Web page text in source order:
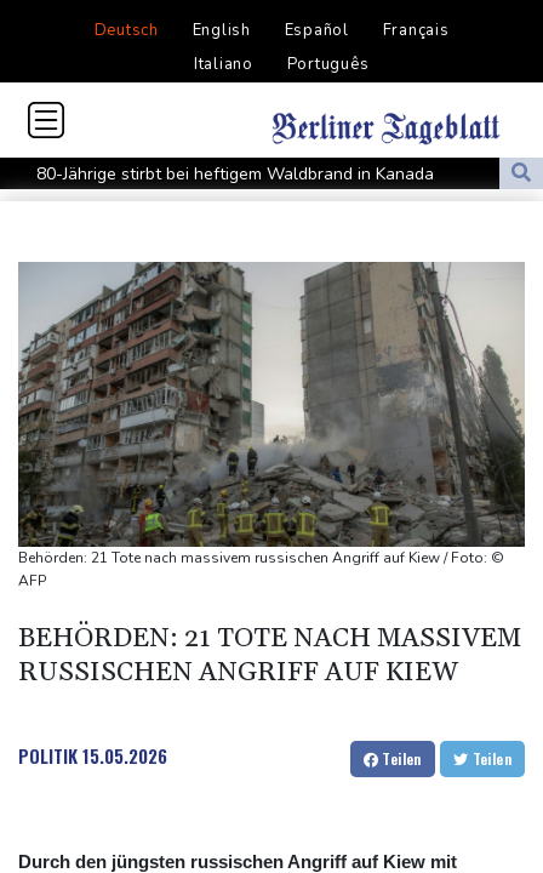
Deutsch English Español
Français
Italiano
Português
80-Jährige stirbt bei heftigem Waldbrand in Kanada
Westeuropa erlebt heißesten Juni und Juli seit Beginn der
Datenbank: 2025 starben weltweit 350 humanitäre Helfer - 186
davon im Gazastreifen
Trump verzichtet offenbar vorerst auf Angriffe auf Iran: "Halten
uns zurück"
Trauer um Jorge Messi: Fußballstar Lionel Messi nimmt Abschied
von seinem Vater
Nowitzki trauert um ersten NBA-Coach Nelson: "RIP, Legende"
Neuer Waldbrand in Südfrankreich: Mehr als 200
Feuerwehrleute im Einsatz
Umfrage: Mehrheit der Deutschen gegen Abschaffung der
"Rente mit 63"
Klingbeil plant höhere Besteuerung bestimmter Vereine
Bericht: Dobrindt verdoppelt Anti-Drohnen-Einheiten der
Behörden: 21 Tote nach massivem russischen Angriff auf Kiew / Foto: ©
AFP
BEHÖRDEN: 21 TOTE NACH MASSIVEM
RUSSISCHEN ANGRIFF AUF KIEW
POLITIK15.05.2026 Teilen Teilen
Durch den jüngsten russischen Angriff auf Kiew mit